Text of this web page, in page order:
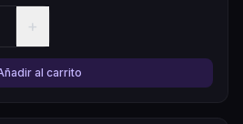
+
al carrito